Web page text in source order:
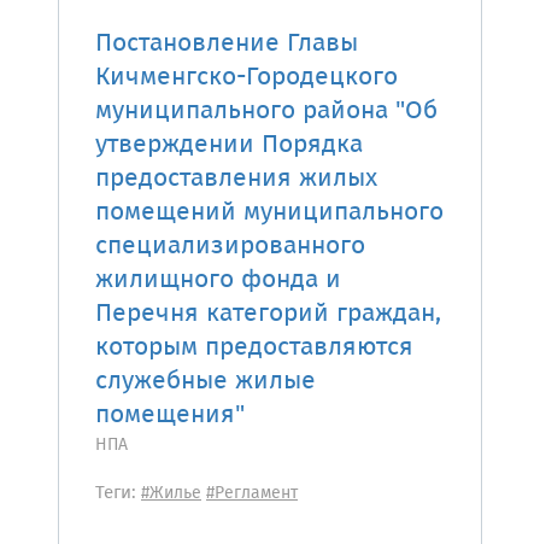
Постановление Главы
Кичменгско-Городецкого
муниципального района "Об
утверждении Порядка
предоставления жилых
помещений муниципального
специализированного
жилищного фонда и
Перечня категорий граждан,
которым предоставляются
служебные жилые
помещения"
НПА
Теги: #Жилье#Регламент